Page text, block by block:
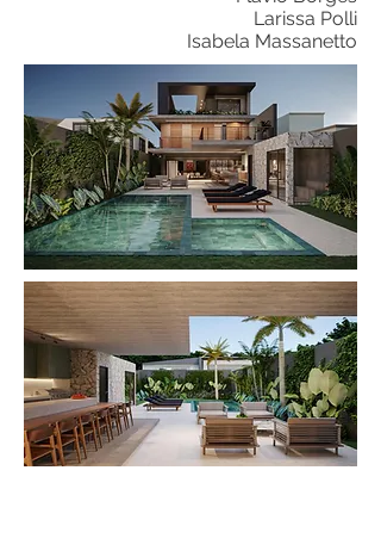
Larissa Polli
Isabela Massanetto